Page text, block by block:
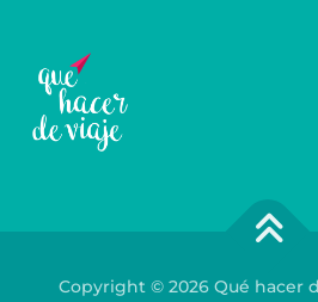
Copyright © 2026 Qué hacer